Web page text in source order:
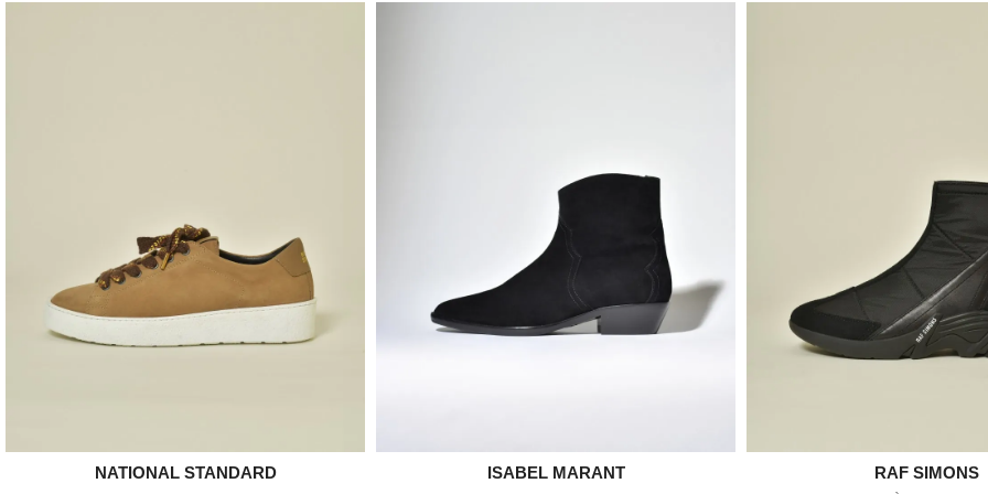
Aperçu rapide
NATIONAL STANDARD Aperçu rapide
ISABEL MARANT Aperçu rapide
RAF SIMONS